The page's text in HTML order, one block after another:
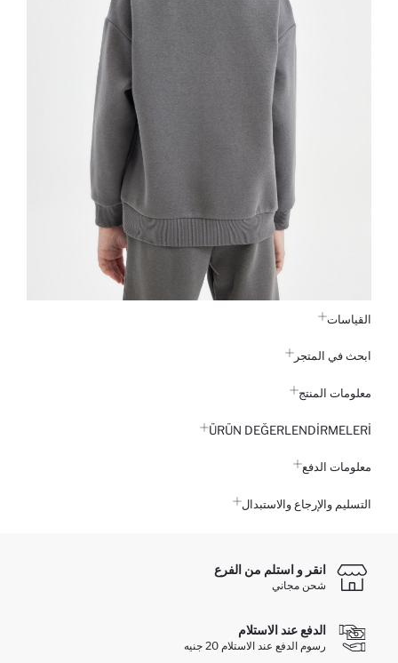
القياسات
ابحث في المتجر
معلومات المنتج
ÜRÜN DEĞERLENDİRMELERİ
معلومات الدفع
التسليم والإرجاع والاستبدال
انقر و استلم من الفرع
شحن مجاني
الدفع عند الاستلام
رسوم الدفع عند الاستلام 20 جنيه